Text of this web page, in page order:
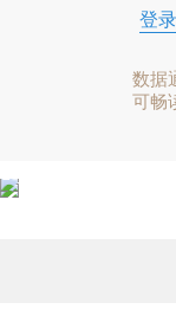
登录
数据
可畅